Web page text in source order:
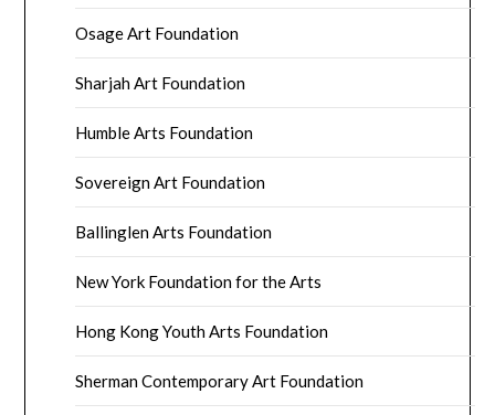
Osage Art Foundation
Sharjah Art Foundation
Humble Arts Foundation
Sovereign Art Foundation
Ballinglen Arts Foundation
New York Foundation for the Arts
Hong Kong Youth Arts Foundation
Sherman Contemporary Art Foundation